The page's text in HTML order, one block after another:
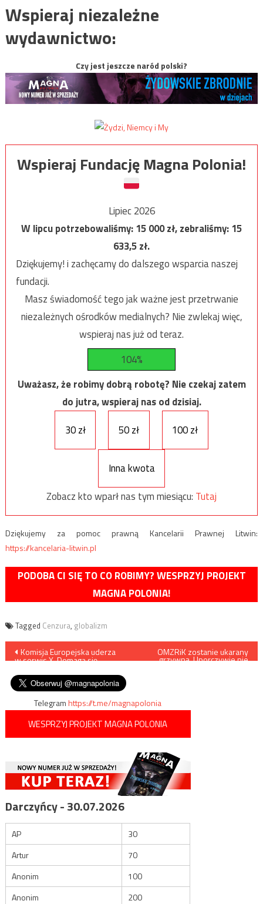
Wspieraj niezależne
wydawnictwo:
Czy jest jeszcze naród polski?
Wspieraj Fundację Magna Polonia!
Lipiec 2026
W lipcu potrzebowaliśmy:15 000zł, zebraliśmy:15
633,5zł.
Dziękujemy! i zachęcamy do dalszego wsparcia naszej
fundacji.
Masz świadomość tego jak ważne jest przetrwanie
niezależnych ośrodków medialnych? Nie zwlekaj więc,
wspieraj nas już od teraz.
104%
Uważasz, że robimy dobrą robotę? Nie czekaj zatem
do jutra, wspieraj nas od dzisiaj.
30 zł
50 zł 100 zł
Inna kwota
Zobacz kto wparł nas tym miesiącu: Tutaj
Dziękujemy za pomoc prawną Kancelarii Prawnej Litwin:
https://kancelaria-litwin.pl
PODOBA CI SIĘ TO CO ROBIMY? WESPRZYJ PROJEKT
MAGNA POLONIA!
Tagged Cenzura, globalizm
Nawigacja
wpisu
Komisja Europejska uderza
w serwis X. Domaga się
OMZRiK zostanie ukarany
grzywną. Uporczywie nie
Telegramhttps://t.me/magnapolonia
WESPRZYJ PROJEKT MAGNA POLONIA
Darczyńcy - 30.07.2026
AP
30
Artur
70
Anonim
100
Anonim
200